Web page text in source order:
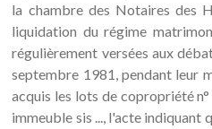
la chambre des Notaires des
liquidation du régime
régulièrement versées aux
septembre 1981, pendant leur
acquis les lots de copropriété
immeuble sis ..., l'acte indiquant